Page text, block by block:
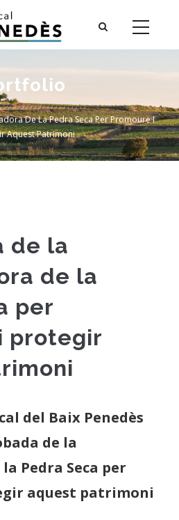
De La Pedra Seca Per Promoure I
Aquest Patrimoni
de la
de la
per
protegir
del Baix Penedès
de la
Pedra Seca per
aquest patrimoni